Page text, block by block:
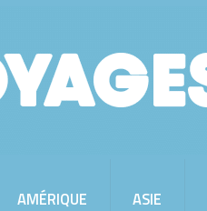
AMÉRIQUE ASIE